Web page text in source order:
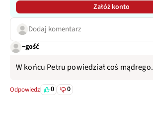
Załóż konto
Dodaj komentarz
~gość
W końcu Petru powiedział coś mądrego.
Odpowiedz 0 0